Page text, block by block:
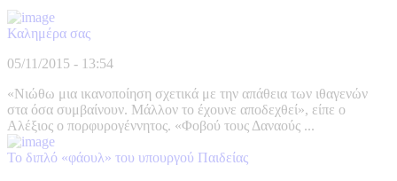
Καλημέρα σας
05/11/2015 - 13:54
«Νιώθω μια ικανοποίηση σχετικά με την απάθεια των ιθαγενών
στα όσα συμβαίνουν. Μάλλον το έχουνε αποδεχθεί», είπε ο
Αλέξιος ο πορφυρογέννητος. «Φοβού τους Δαναούς ...
Το διπλό «φάουλ» του υπουργού Παιδείας